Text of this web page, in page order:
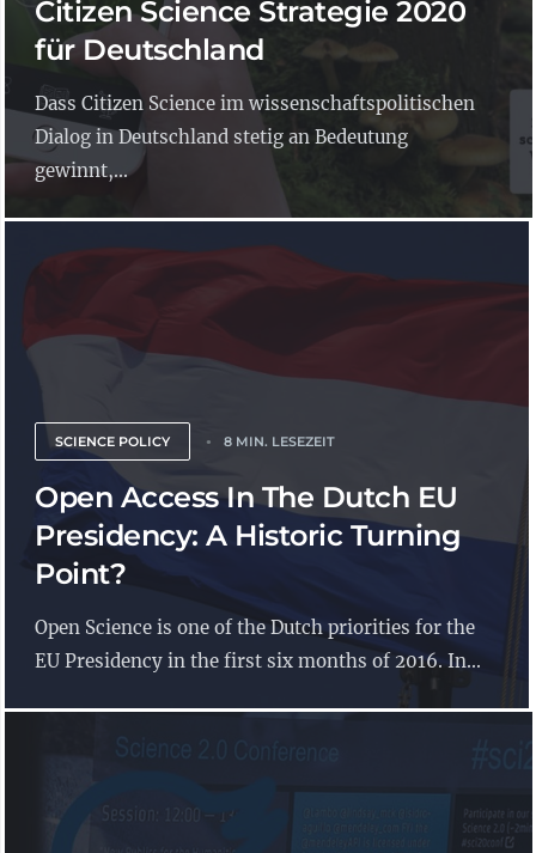
Citizen Science Strategie 2020
für Deutschland
Dass Citizen Science im wissenschaftspolitischen
Dialog in Deutschland stetig an Bedeutung
gewinnt,...
SCIENCE POLICY 8 MIN. LESEZEIT
Open Access In The Dutch EU
Presidency: A Historic Turning
Point?
Open Science is one of the Dutch priorities for the
EU Presidency in the first six months of 2016. In...